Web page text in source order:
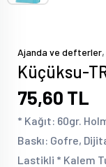
Ajanda ve defterler,
Küçüksu-
75,60 TL
* Kağıt: 60gr.
Baskı: Gofre,
Lastikli * Kalem